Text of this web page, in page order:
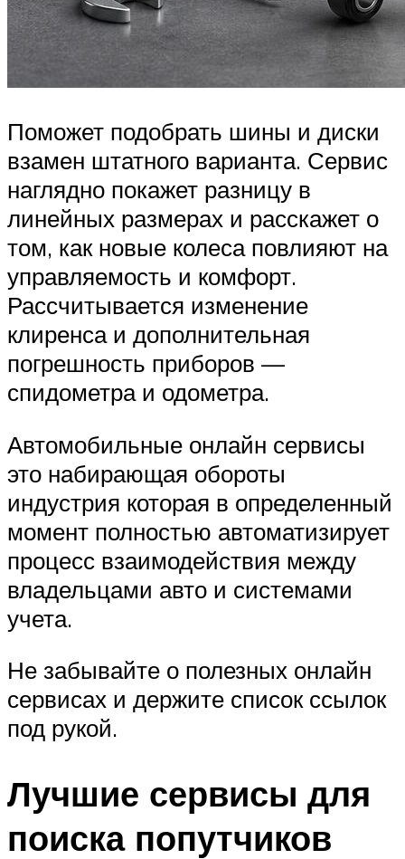
Поможет подобрать шины и диски
взамен штатного варианта. Сервис
наглядно покажет разницу в
линейных размерах и расскажет о
том, как новые колеса повлияют на
управляемость и комфорт.
Рассчитывается изменение
клиренса и дополнительная
погрешность приборов —
спидометра и одометра.
Автомобильные онлайн сервисы
это набирающая обороты
индустрия которая в определенный
момент полностью автоматизирует
процесс взаимодействия между
владельцами авто и системами
учета.
Не забывайте о полезных онлайн
сервисах и держите список ссылок
под рукой.
Лучшие сервисы для
поиска попутчиков